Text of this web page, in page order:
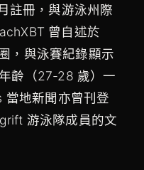
註冊，與游泳州際
曾自述於
，與泳賽紀錄顯示
齡（27-28 歲）一
當地新聞亦曾刊登
游泳隊成員的文